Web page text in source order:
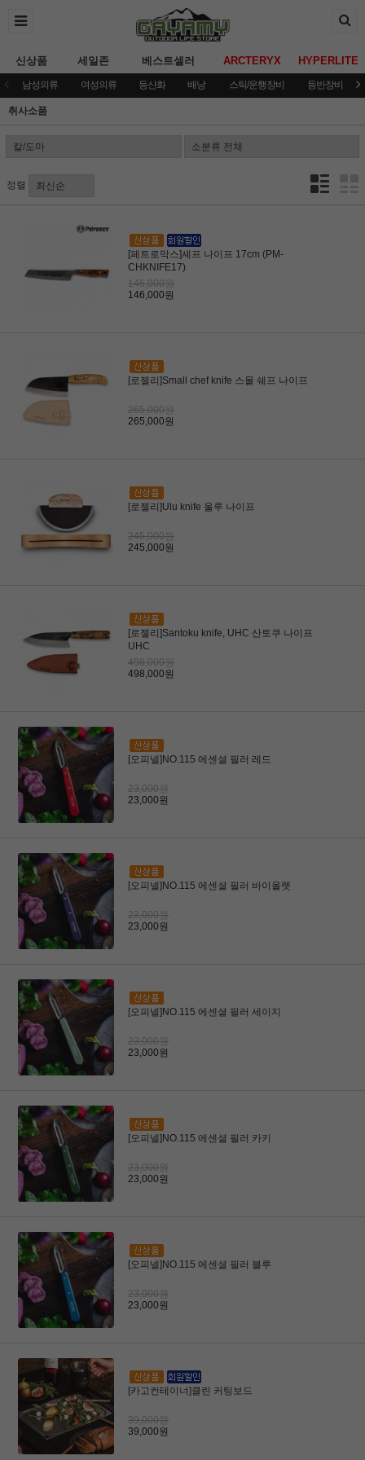
신상품 세일존 베스트셀러 ARCTERYX HYPERLITE
남성의류 여성의류 등산화 배낭 스틱/운행장비 등반장비
취사소품
정렬
[페트로막스]셰프 나이프 17cm (PM-
CHKNIFE17)
146,000원
146,000원
[로젤리]Small chef knife 스몰 쉐프 나이프
265,000원
265,000원
[로젤리]Ulu knife 울루 나이프
245,000원
245,000원
[로젤리]Santoku knife, UHC 산토쿠 나이프
UHC
498,000원
498,000원
[오피넬]NO.115 에센셜 필러 레드
23,000원
23,000원
[오피넬]NO.115 에센셜 필러 바이올렛
23,000원
23,000원
[오피넬]NO.115 에센셜 필러 세이지
23,000원
23,000원
[오피넬]NO.115 에센셜 필러 카키
23,000원
23,000원
[오피넬]NO.115 에센셜 필러 블루
23,000원
23,000원
[카고컨테이너]클린 커팅보드
39,000원
39,000원